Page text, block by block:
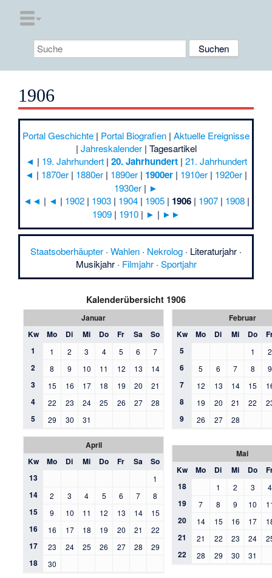
1906
Portal Geschichte | Portal Biografien | Aktuelle Ereignisse
| Jahreskalender| Tagesartikel
◄ | 19. Jahrhundert| 20. Jahrhundert| 21. Jahrhundert
◄ | 1870er | 1880er | 1890er | 1900er | 1910er | 1920er |
1930er | ►
◄◄ | ◄ | 1902| 1903| 1904| 1905| 1906| 1907| 1908|
1909| 1910| ► | ►►
Staatsoberhäupter · Wahlen · Nekrolog · Literaturjahr ·
Musikjahr· Filmjahr· Sportjahr
Kalenderübersicht 1906
Januar
Kw
Mo Di Mi Do Fr Sa
So
1
1 2 3 4 5 6 7
2 8 9 10 11 12 13 14
3 15 16 17 18 19 20 21
4 22 23 24 25 26 27 28
5 29 30 31
Februar
Kw
Mo Di Mi Do
5
1 2
6 5 6 7 8 9
7 12 13 14 15
8 19 20 21 22
9 26 27 28
April
Kw
Mo Di Mi Do Fr Sa
So
13
1
14 2 3 4 5 6 7 8
15 9 10 11 12 13 14 15
16 16 17 18 19 20 21 22
17 23 24 25 26 27 28 29
18 30
Mai
Kw
Mo Di Mi Do
18
1 2 3 4
19 7 8 9 10
20 14 15 16 17
21 21 22 23 24
22 28 29 30 31